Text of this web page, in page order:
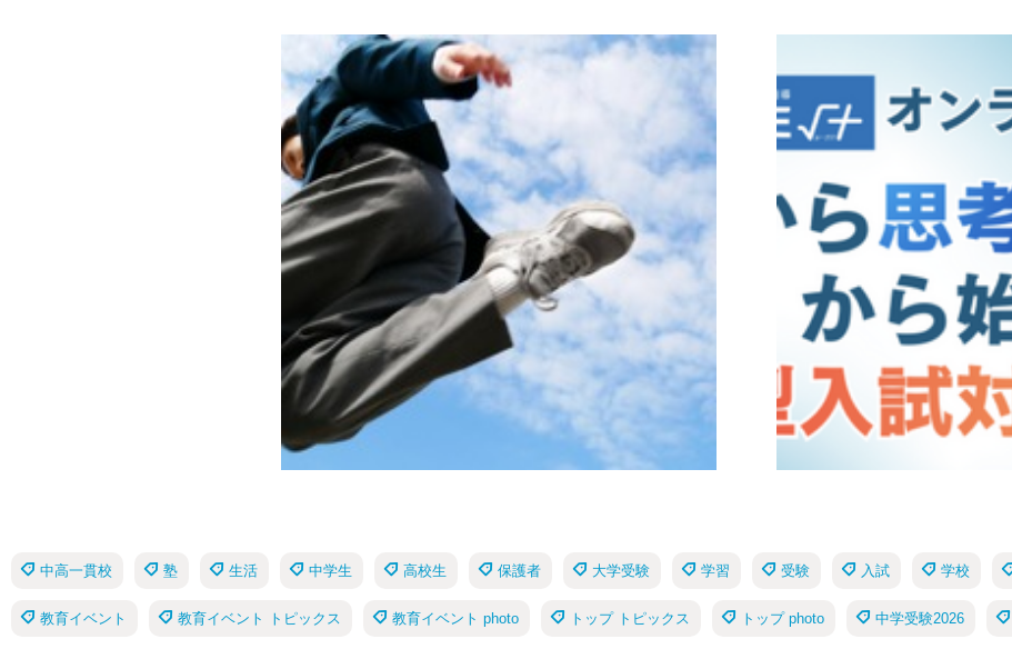
中高一貫校 塾 生活 中学生 高校生 保護者 大学受験 学習 受験 入試 学校
教育イベント 教育イベント トピックス 教育イベント photo トップ トピックス トップ photo 中学受験2026